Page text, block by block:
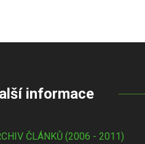
informace
ČLÁNKŮ (2006 - 2011)